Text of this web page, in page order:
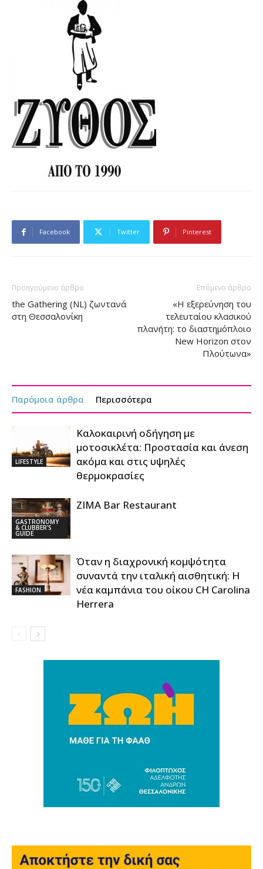
Facebook Twitter Pinterest
Προηγούμενο άρθρο
the Gathering (NL) ζωντανά
στη Θεσσαλονίκη
Επόμενο άρθρο
«Η εξερεύνηση του
τελευταίου κλασικού
πλανήτη: το διαστημόπλοιο
New Horizon στον
Πλούτωνα»
Παρόμοια άρθρα Περισσότερα
LIFESTYLE
Καλοκαιρινή οδήγηση με
μοτοσικλέτα: Προστασία και άνεση
ακόμα και στις υψηλές
θερμοκρασίες
GASTRONOMY
& CLUBBER'S
GUIDE
ZIMA Bar Restaurant
FASHION
Όταν η διαχρονική κομψότητα
συναντά την ιταλική αισθητική: Η
νέα καμπάνια του οίκου CH Carolina
Herrera